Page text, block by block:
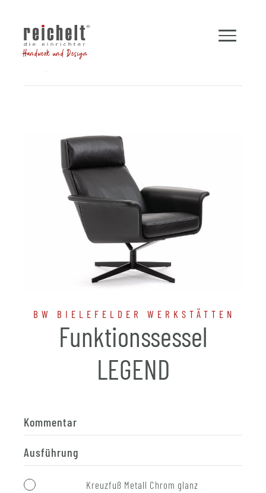
Handwerk und Design
BW BIELEFELDER WERKSTÄTTEN
Funktionssessel
LEGEND
Kommentar
Ausführung
Kreuzfuß Metall Chrom glanz